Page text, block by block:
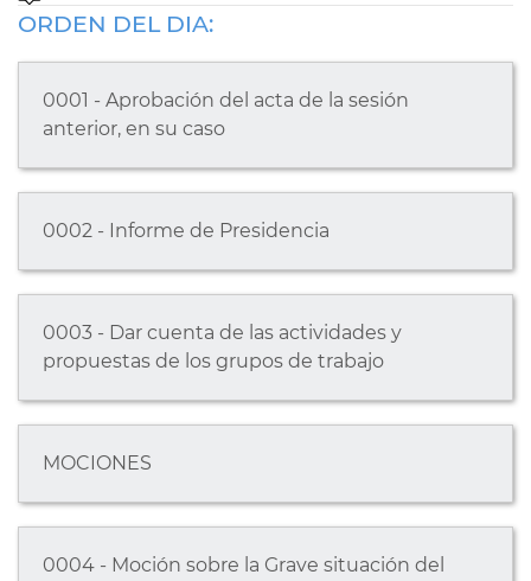
ORDEN DEL DIA:
0001 - Aprobación del acta de la sesión
anterior, en su caso
0002 - Informe de Presidencia
0003 - Dar cuenta de las actividades y
propuestas de los grupos de trabajo
MOCIONES
0004 - Moción sobre la Grave situación del